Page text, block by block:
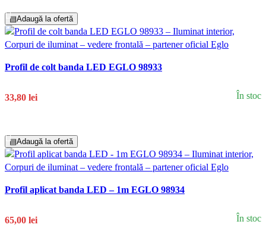
▤Adaugă la ofertă
Profil de colt banda LED EGLO 98933
33,80 lei În stoc
▤Adaugă la ofertă
Profil aplicat banda LED – 1m EGLO 98934
65,00 lei În stoc